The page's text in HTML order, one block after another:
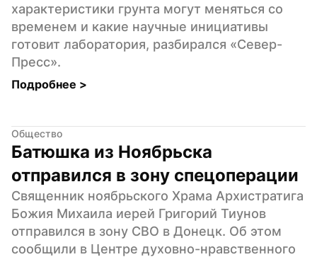
характеристики грунта могут меняться со
временем и какие научные инициативы
готовит лаборатория, разбирался «Север-
Пресс».
Подробнее >
Общество
Батюшка из Ноябрьска
отправился в зону спецоперации
Священник ноябрьского Храма Архистратига
Божия Михаила иерей Григорий Тиунов
отправился в зону СВО в Донецк. Об этом
сообщили в Центре духовно-нравственного